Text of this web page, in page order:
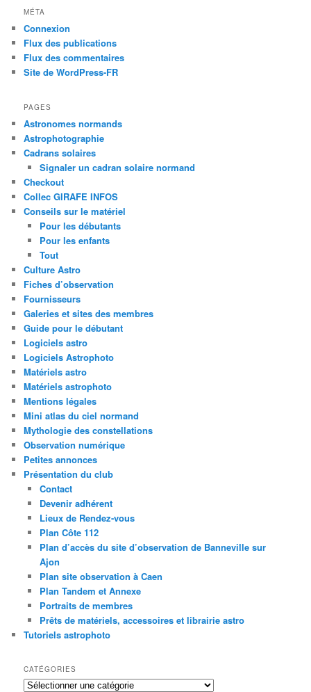
MÉTA
Connexion
Flux des publications
Flux des commentaires
Site de WordPress-FR
PAGES
Astronomes normands
Astrophotographie
Cadrans solaires
Signaler un cadran solaire normand
Checkout
Collec GIRAFE INFOS
Conseils sur le matériel
Pour les débutants
Pour les enfants
Tout
Culture Astro
Fiches d’observation
Fournisseurs
Galeries et sites des membres
Guide pour le débutant
Logiciels astro
Logiciels Astrophoto
Matériels astro
Matériels astrophoto
Mentions légales
Mini atlas du ciel normand
Mythologie des constellations
Observation numérique
Petites annonces
Présentation du club
Contact
Devenir adhérent
Lieux de Rendez-vous
Plan Côte 112
Plan d’accès du site d’observation de Banneville sur
Ajon
Plan site observation à Caen
Plan Tandem et Annexe
Portraits de membres
Prêts de matériels, accessoires et librairie astro
Tutoriels astrophoto
CATÉGORIES
Catégories